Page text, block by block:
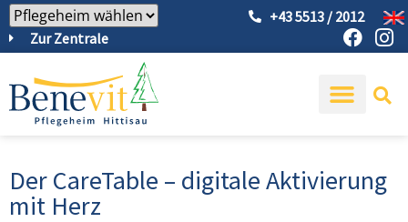
Zur Zentrale
+43 5513 / 2012
Der CareTable – digitale Aktivierung
mit Herz